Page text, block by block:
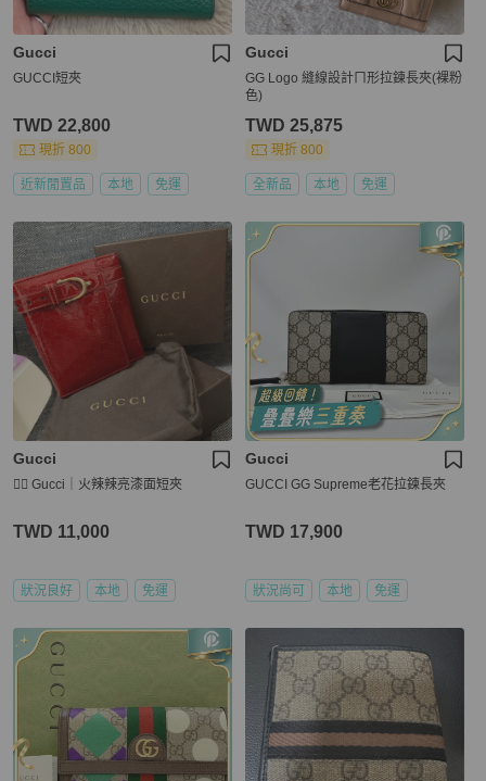
Gucci
GUCCI短夾
TWD 22,800
現折 800
近新閒置品 本地 免運
Gucci
GG Logo 縫線設計ㄇ形拉鍊長夾(裸粉
色)
TWD 25,875
現折 800
全新品 本地 免運
Gucci
❤️‍🔥 Gucci｜火辣辣亮漆面短夾
TWD 11,000
狀況良好 本地 免運
Gucci
GUCCI GG Supreme老花拉鍊長夾
TWD 17,900
狀況尚可 本地 免運